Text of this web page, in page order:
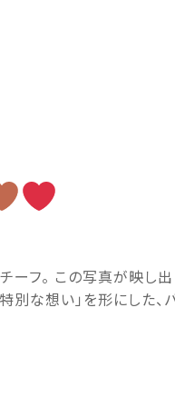
ーフ。 この写真が映し出
別な想い」を形にした、